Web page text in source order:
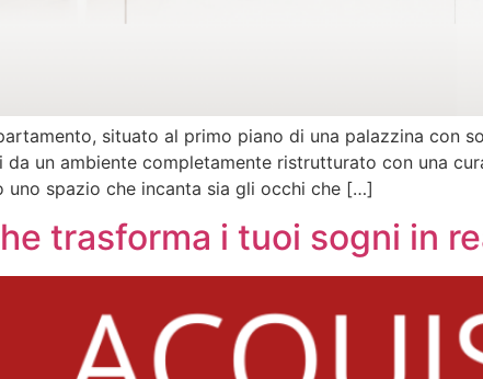
situato al primo piano di una palazzina con
da un ambiente completamente ristrutturato con una
uno spazio che incanta sia gli occhi che […]
trasforma i tuoi sogni in